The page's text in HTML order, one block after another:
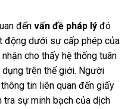
đến vấn đề pháp lý đó
động dưới sự cấp phép của
cho thấy hệ thống tuân
trên thế giới. Người
tin liên quan đến giấy
sự minh bạch của dịch